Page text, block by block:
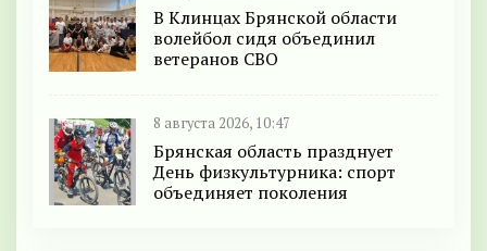
В Клинцах Брянской области
волейбол сидя объединил
ветеранов СВО
8 августа 2026, 10:47
Брянская область празднует
День физкультурника: спорт
объединяет поколения